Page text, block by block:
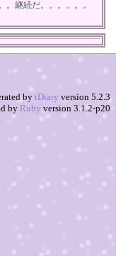
。継続だ。。。。。。
bytDiary version 5.2.3
by Ruby version 3.1.2-p20